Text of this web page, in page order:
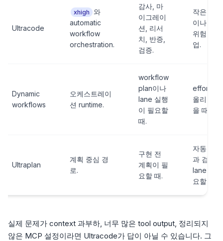
Ultracode
xhigh 와
automatic
workflow
orchestration.
감사, 마
이그레이
션, 리서
치, 반증,
검증.
작은 수정
이나 낮은
위험 작
업.
Dynamic
workflows
오케스트레이
션 runtime.
workflow
plan이나
lane 실행
이 필요할
때.
effort만
올리고 싶
을 때.
Ultraplan
계획 중심 경
로.
구현 전
계획이 필
요할 때.
자동 실행
과 검증
lane이 필
요할 때.
실제 문제가 context 과부하, 너무 많은 tool output, 정리되지
않은 MCP 설정이라면 Ultracode가 답이 아닐 수 있습니다. 그